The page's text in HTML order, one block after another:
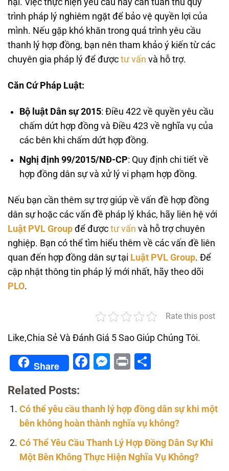
hại. Việc thực hiện yêu cầu này cần tuân thủ quy
trình pháp lý nghiêm ngặt để bảo vệ quyền lợi của
mình. Nếu gặp khó khăn trong quá trình yêu cầu
thanh lý hợp đồng, bạn nên tham khảo ý kiến từ các
chuyên gia pháp lý để được tư vấn và hỗ trợ.
Căn Cứ Pháp Luật:
Bộ luật Dân sự 2015: Điều 422 về quyền yêu cầu
chấm dứt hợp đồng và Điều 423 về nghĩa vụ của
các bên khi chấm dứt hợp đồng.
Nghị định 99/2015/NĐ-CP: Quy định chi tiết về
hợp đồng dân sự và xử lý vi phạm hợp đồng.
Nếu bạn cần thêm sự trợ giúp về vấn đề hợp đồng
dân sự hoặc các vấn đề pháp lý khác, hãy liên hệ với
Luật PVL Group để được tư vấn và hỗ trợ chuyên
nghiệp. Bạn có thể tìm hiểu thêm về các vấn đề liên
quan đến hợp đồng dân sự tại Luật PVL Group. Để
cập nhật thông tin pháp lý mới nhất, hãy theo dõi
PLO.
Rate this post
Like,Chia Sẻ Và Đánh Giá 5 Sao Giúp Chúng Tôi.
Share Facebook
Messenger
Print
Related Posts:
Có thể yêu cầu thanh lý hợp đồng dân sự khi một
bên không hoàn thành nghĩa vụ không?
Có Thể Yêu Cầu Thanh Lý Hợp Đồng Dân Sự Khi
Một Bên Không Thực Hiện Nghĩa Vụ Không?